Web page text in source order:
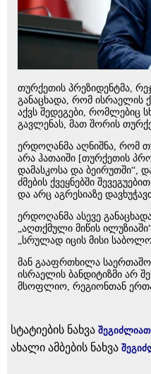
თურქეთის პრეზიდენტმა,
განაცხადა, რომ ისრაელის
აქვს შედეგები, რომლებიც
გავლენას, მათ შორის
ერდოღანმა აღნიშნა, რომ
არა ჰათაიში [თურქეთის
დამასკოსა და ბეირუთში“,
ძმების ქვეყნებში
და არც აგრესიაზე
ერდოღანმა ასევე
„აღთქმული მიწის
„სრულად იცის მისი
მან გააფრთხილა
ისრაელის ბანდიტიზმი არ
მსოფლიო, რეგიონთან
სტატიების ნახვა
ახალი ამბების ნახვა